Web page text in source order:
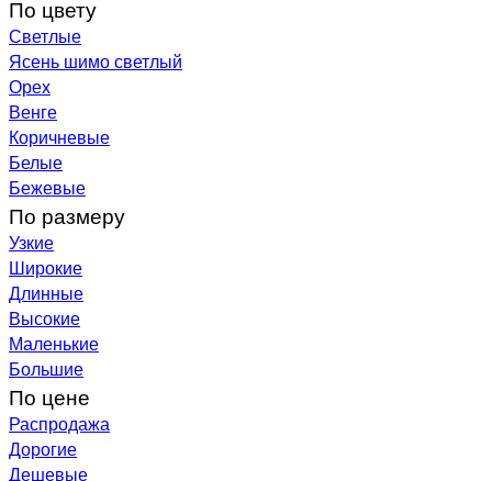
По цвету
Светлые
Ясень шимо светлый
Орех
Венге
Коричневые
Белые
Бежевые
По размеру
Узкие
Широкие
Длинные
Высокие
Маленькие
Большие
По цене
Распродажа
Дорогие
Дешевые